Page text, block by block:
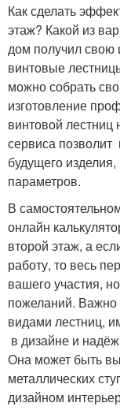
Как сделать
этаж? Какой из
дом получил свою
винтовые
можно собрать
изготовление
винтовой
сервиса позволит
будущего
параметров.
В
онлайн
второй этаж, а
работу, то весь
вашего участия,
пожеланий. Важно
видами лестниц,
в дизайне и
Она может быть
металлических
дизайном